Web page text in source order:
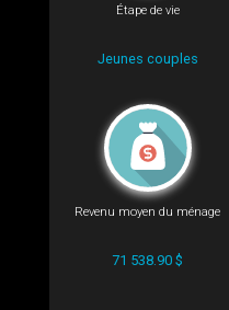
Étape de vie
Jeunes couples
Revenu moyen du ménage
71 538.90 $